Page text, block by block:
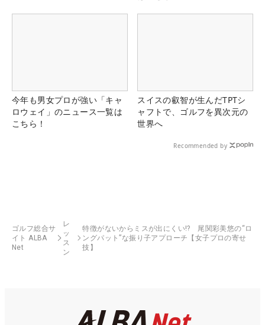
今年も男女プロが強い「キャ
ロウェイ」のニュース一覧は
こちら！
スイスの叡智が生んだTPTシ
ャフトで、ゴルフを異次元の
世界へ
Recommended by
ゴルフ総合サ
イト ALBA
Net
レ
ッ
ス
ン
特徴がないからミスが出にくい!? 尾関彩美悠の“ロ
ングパット”な振り子アプローチ【女子プロの寄せ
技】